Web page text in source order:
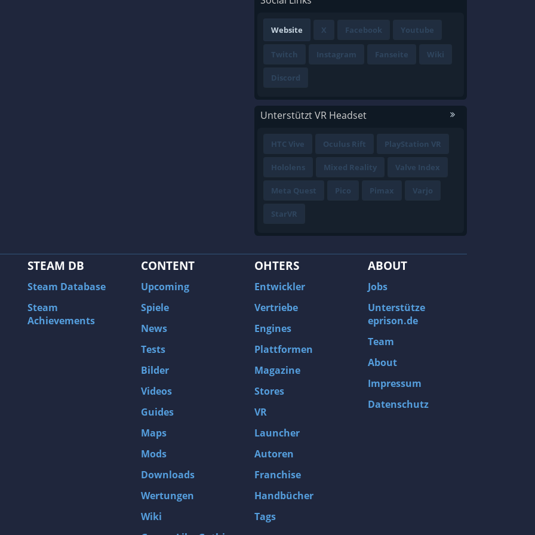
Website X Facebook Youtube
Twitch Instagram Fanseite Wiki
Discord
Unterstützt VR Headset
HTC Vive Oculus Rift PlayStation VR
Hololens Mixed Reality Valve Index
Meta Quest Pico Pimax Varjo
StarVR
STEAM DB
Steam Database
Steam
Achievements
CONTENT
Upcoming
Spiele
News
Tests
Bilder
Videos
Guides
Maps
Mods
Downloads
Wertungen
Wiki
OHTERS
Entwickler
Vertriebe
Engines
Plattformen
Magazine
Stores
VR
Launcher
Autoren
Franchise
Handbücher
Tags
ABOUT
Jobs
Unterstütze
eprison.de
Team
About
Impressum
Datenschutz